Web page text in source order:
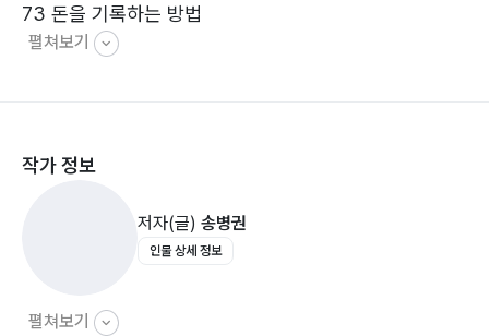
73 돈을 기록하는 방법
111 사기 예방법
122 미다스왕: 돈이란 무엇인가
133 아기 돼지 삼형제: 성실히 일하기
139 개미와 베짱이 : 돈을 사용하기
151 베니스의 상인: 신용 심사하기
펼쳐보기
작가 정보
저자(글) 송병권
인물 상세 정보
펼쳐보기